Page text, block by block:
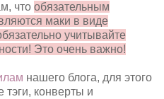
что обязательным
маки в виде
учитывайте
Это очень важно!
нашего блога, для этого
конверты и